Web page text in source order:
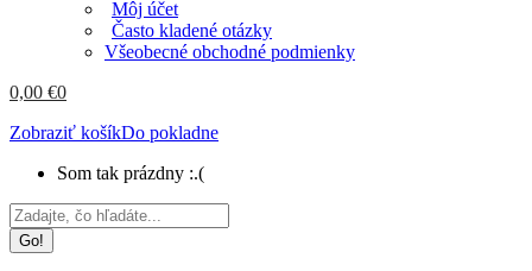
Môj účet
Často kladené otázky
Všeobecné obchodné podmienky
0,00 €0
Zobraziť košíkDo pokladne
Som tak prázdny :.(
Search: